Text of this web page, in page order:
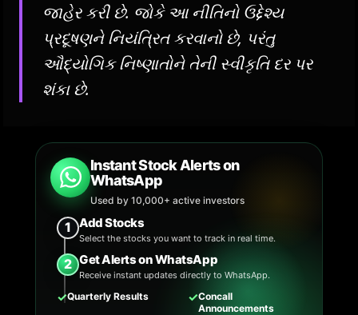
જાહેર કરી છે. જોકે આ નીતિનો ઉદ્દેશ્ય
પ્રદૂષણને નિયંત્રિત કરવાનો છે, પરંતુ
ઔદ્યોગિક નિષ્ણાતોને તેની સ્વીકૃતિ દર પર
શંકા છે.
Instant Stock Alerts on
WhatsApp
Used by 10,000+ active investors
1 Add Stocks
Select the stocks you want to track in real time.
2 Get Alerts on WhatsApp
Receive instant updates directly to WhatsApp.
✓Quarterly Results ✓Concall
Announcements